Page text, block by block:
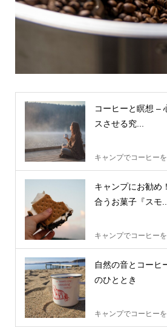
コーヒーと瞑想 –
スさせる究...
キャンプでコーヒー
キャンプにお勧め
合うお菓子『スモ...
キャンプでコーヒー
自然の音とコーヒ
のひととき
キャンプでコーヒー